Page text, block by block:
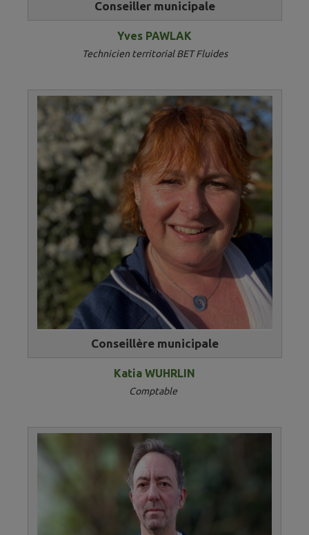
Conseiller municipale​​​​​
Yves PAWLAK
Technicien territorial BET Fluides
Conseillère municipale​​​​​​
Katia WUHRLIN
Comptable